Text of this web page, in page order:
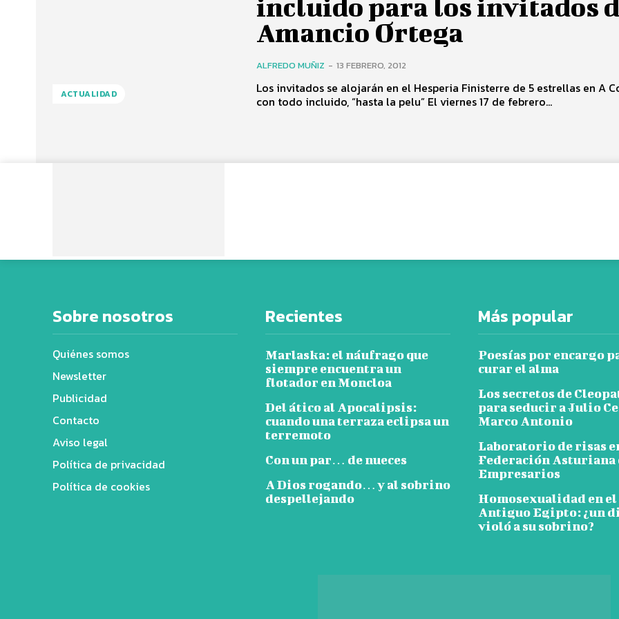
ACTUALIDAD
incluido para los invitados
Amancio Ortega
ALFREDO MUÑIZ - 13 FEBRERO, 2012
Los invitados se alojarán en el Hesperia Finisterre de 5 estrellas en A
con todo incluido, “hasta la pelu” El viernes 17 de febrero...
Sobre nosotros
Quiénes somos
Newsletter
Publicidad
Contacto
Aviso legal
Política de privacidad
Política de cookies
Recientes
Marlaska: el náufrago que
siempre encuentra un
flotador en Moncloa
Del ático al Apocalipsis:
cuando una terraza eclipsa un
terremoto
Con un par… de nueces
A Dios rogando… y al sobrino
despellejando
Más popular
Poesías por encargo
curar el alma
Los secretos de
para seducir a Julio
Marco Antonio
Laboratorio de risas
Federación Asturiana
Empresarios
Homosexualidad en el
Antiguo Egipto: ¿un
violó a su sobrino?